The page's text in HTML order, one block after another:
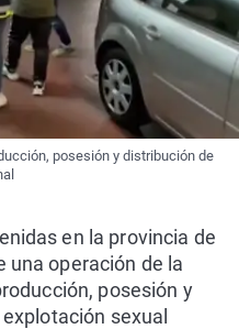
posesión y distribución de
en la provincia de
una operación de la
posesión y
sexual